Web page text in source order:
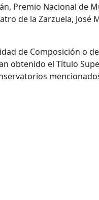
, Premio Nacional de
de la Zarzuela, José
de Composición o de
obtenido el Título